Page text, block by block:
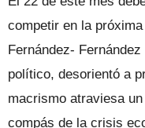
competir en la
Fernández-
político, desorientó a
macrismo atraviesa
compás de la crisis